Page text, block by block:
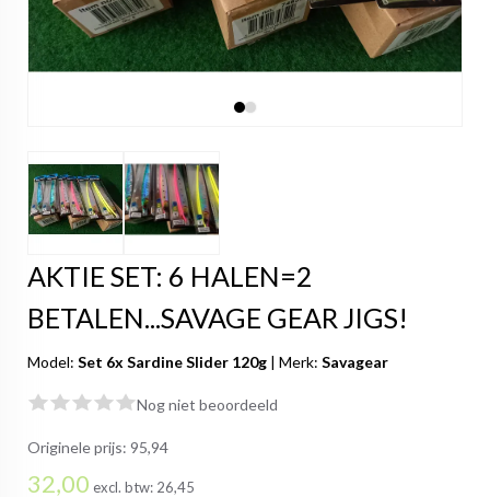
AKTIE SET: 6 HALEN=2
BETALEN...SAVAGE GEAR JIGS!
Model: Set 6x Sardine Slider 120g | Merk: Savagear
Nog niet beoordeeld
Originele prijs: 95,94
32,00 excl. btw: 26,45